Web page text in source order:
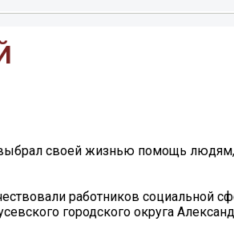
своей жизнью помощь людям,
работников социальной
городского округа